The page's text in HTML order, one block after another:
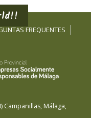
FREQUENTES
) Campanillas, Málaga,